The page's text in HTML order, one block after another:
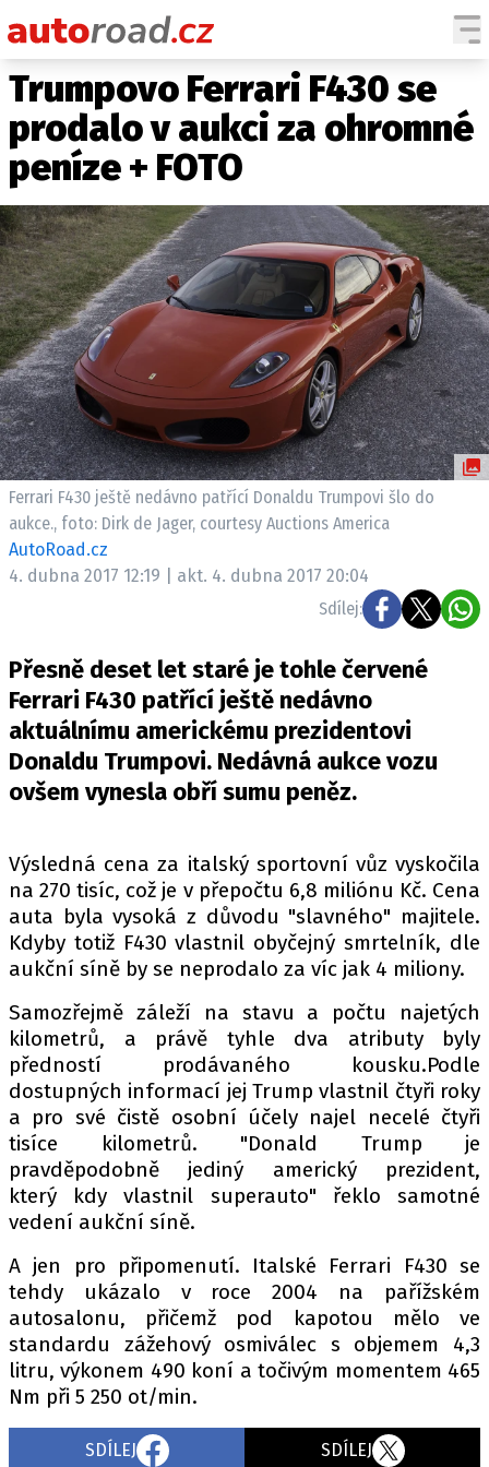
AUTA
TESTY AUT
NOVINKY
HISTORIE
ZAJÍMAVOSTI
TECHNIKA
EKONOMIKA
ČESKÝ TRH
TUNING
PROFI
ELEKTRO
TESTY ELEKTROMOBILŮ
TRH S ELEKTROMOBILY
RALLY
OSTATNÍ
TISKOVKY
ROZHOVORY
ZE SVĚTA
MOTORSPORT
PIT LANE
ČEŠI V AKCI
FIA CEZ & POHÁRY
MEZINÁRODNÍ SCÉNA
SLEDUJTE NÁS NA|
Máte příběh, fotku nebo video?
ETICKÝ KODEX
KONTAKT
VYDAVATEL
OSOBNÍ ÚDAJE / COOKIES
Trumpovo Ferrari F430 se
prodalo v aukci za ohromné
peníze + FOTO
Ferrari F430 ještě nedávno patřící Donaldu Trumpovi šlo do
aukce., foto: Dirk de Jager, courtesy Auctions America
AutoRoad.cz
4. dubna 2017 12:19 | akt. 4. dubna 2017 20:04
Sdílej:
Přesně deset let staré je tohle červené
Ferrari F430 patřící ještě nedávno
aktuálnímu americkému prezidentovi
Donaldu Trumpovi. Nedávná aukce vozu
ovšem vynesla obří sumu peněz.
Výsledná cena za italský sportovní vůz vyskočila
na 270 tisíc, což je v přepočtu 6,8 miliónu Kč. Cena
auta byla vysoká z důvodu "slavného" majitele.
Kdyby totiž F430 vlastnil obyčejný smrtelník, dle
aukční síně by se neprodalo za víc jak 4 miliony.
Samozřejmě záleží na stavu a počtu najetých
kilometrů, a právě tyhle dva atributy byly
předností prodávaného kousku.Podle
dostupných informací jej Trump vlastnil čtyři roky
a pro své čistě osobní účely najel necelé čtyři
tisíce kilometrů. "Donald Trump je
pravděpodobně jediný americký prezident,
který kdy vlastnil superauto" řeklo samotné
vedení aukční síně.
A jen pro připomenutí. Italské Ferrari F430 se
tehdy ukázalo v roce 2004 na pařížském
autosalonu, přičemž pod kapotou mělo ve
standardu zážehový osmiválec s objemem 4,3
litru, výkonem 490 koní a točivým momentem 465
Nm při 5 250 ot/min.
SDÍLEJ SDÍLEJ